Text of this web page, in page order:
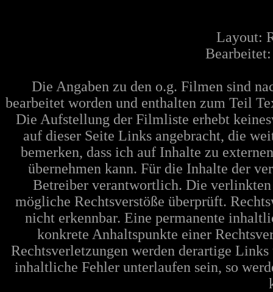
Layout:
Die Angaben zu den o.g. Filmen sind
bearbeitet worden und enthalten zum Teil
Die Aufstellung der Filmliste erhebt
auf dieser Seite Links angebracht, die
bemerken, dass ich auf Inhalte zu
übernehmen kann. Für die Inhalte der
Betreiber verantwortlich. Die
mögliche Rechtsverstöße überprüft.
nicht erkennbar. Eine permanente
konkrete Anhaltspunkte einer
Rechtsverletzungen werden derartige
inhaltliche Fehler unterlaufen sein, so